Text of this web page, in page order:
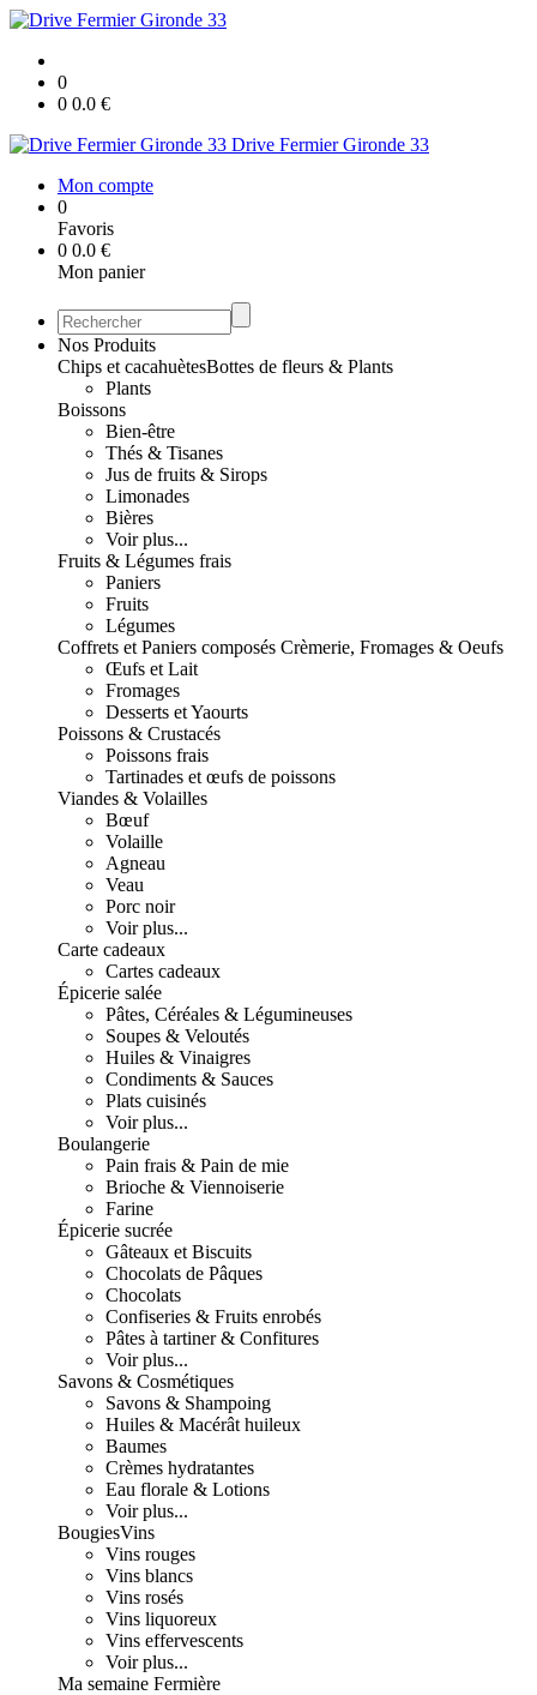
0
0 0.0 €
Drive Fermier Gironde 33
Mon compte
0
Favoris
0 0.0 €
Mon panier
Nos Produits
Chips et cacahuètesBottes de fleurs & Plants
Plants
Boissons
Bien-être
Thés & Tisanes
Jus de fruits & Sirops
Limonades
Bières
Voir plus...
Fruits & Légumes frais
Paniers
Fruits
Légumes
Coffrets et Paniers composés Crèmerie, Fromages & Oeufs
Œufs et Lait
Fromages
Desserts et Yaourts
Poissons & Crustacés
Poissons frais
Tartinades et œufs de poissons
Viandes & Volailles
Bœuf
Volaille
Agneau
Veau
Porc noir
Voir plus...
Carte cadeaux
Cartes cadeaux
Épicerie salée
Pâtes, Céréales & Légumineuses
Soupes & Veloutés
Huiles & Vinaigres
Condiments & Sauces
Plats cuisinés
Voir plus...
Boulangerie
Pain frais & Pain de mie
Brioche & Viennoiserie
Farine
Épicerie sucrée
Gâteaux et Biscuits
Chocolats de Pâques
Chocolats
Confiseries & Fruits enrobés
Pâtes à tartiner & Confitures
Voir plus...
Savons & Cosmétiques
Savons & Shampoing
Huiles & Macérât huileux
Baumes
Crèmes hydratantes
Eau florale & Lotions
Voir plus...
BougiesVins
Vins rouges
Vins blancs
Vins rosés
Vins liquoreux
Vins effervescents
Voir plus...
Ma semaine Fermière